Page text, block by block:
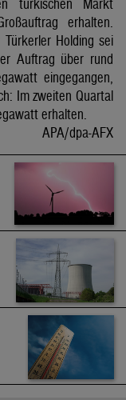
türkischen Markt
erhalten.
Türkerler Holding sei
Auftrag über rund
eingegangen,
Im zweiten Quartal
erhalten.
APA/dpa-AFX